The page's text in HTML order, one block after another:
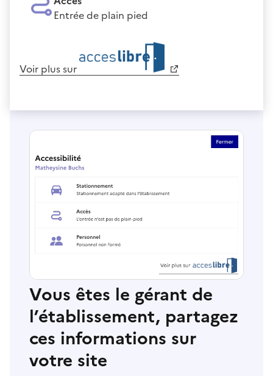
Entrée de plain pied
Voir plus sur
Vous êtes le gérant de
l’établissement, partagez
ces informations sur
votre site